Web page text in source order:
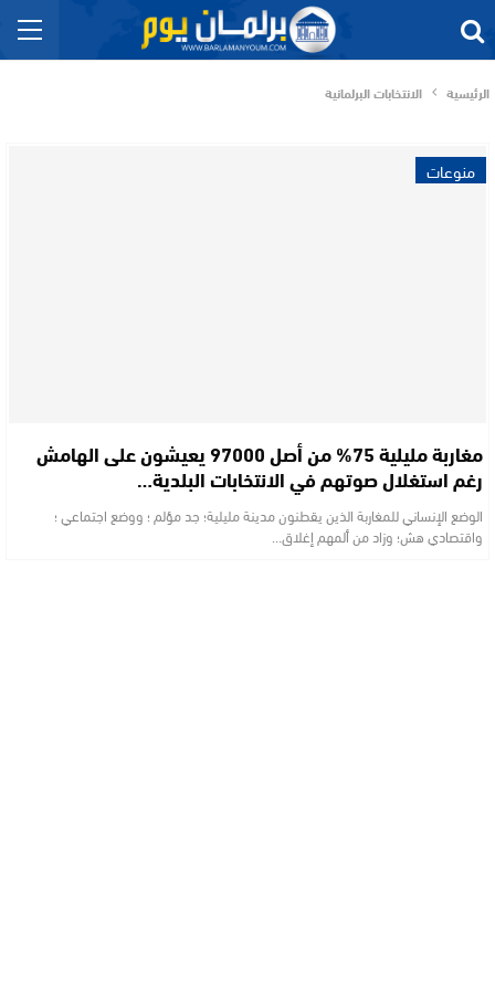
الرئيسية الانتخابات البرلمانية
منوعات
مغاربة مليلية 75% من أصل 97000 يعيشون على الهامش
رغم استغلال صوتهم في الانتخابات البلدية…
الوضع الإنساني للمغاربة الذين يقطنون مدينة مليلية؛ جد مؤلم ؛ ووضع اجتماعي ؛
واقتصادي هش؛ وزاد من ألمهم إغلاق…